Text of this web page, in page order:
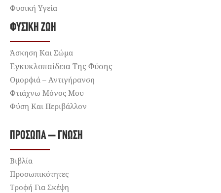
Φυσική Υγεία
ΦΥΣΙΚΉ ΖΩΉ
Άσκηση Και Σώμα
Εγκυκλοπαίδεια Της Φύσης
Ομορφιά – Αντιγήρανση
Φτιάχνω Μόνος Μου
Φύση Και Περιβάλλον
ΠΡΌΣΩΠΑ – ΓΝΏΣΗ
Βιβλία
Προσωπικότητες
Τροφή Για Σκέψη